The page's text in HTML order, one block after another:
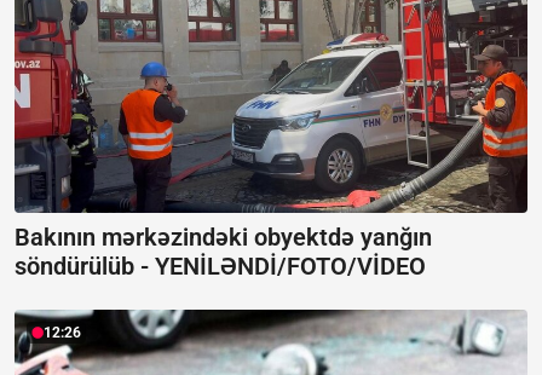
Bakının mərkəzindəki obyektdə yanğın
söndürülüb - YENİLƏNDİ/FOTO/VİDEO
12:26